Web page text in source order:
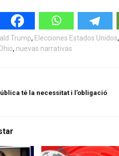
Trump, Elecciones Estados Unidos,
, nuevas narrativas
té la necessitat i l’obligació